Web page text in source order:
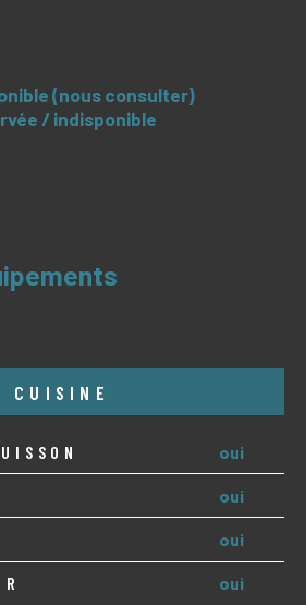
(nous consulter)
/ indisponible
CUISINE
oui
oui
oui
oui